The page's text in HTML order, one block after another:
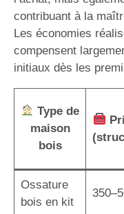
contribuant à la
Les économies
compensent
initiaux dès les
Type de
maison
bois
Ossature
bois en kit